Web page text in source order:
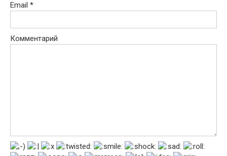
Email *
Комментарий